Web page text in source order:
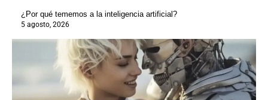
¿Por qué tememos a la inteligencia artificial?
5 agosto, 2026